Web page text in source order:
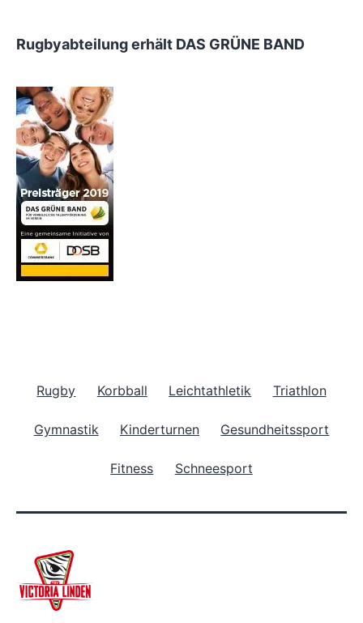
Rugbyabteilung erhält DAS GRÜNE BAND
Rugby Korbball Leichtathletik Triathlon
Gymnastik Kinderturnen Gesundheitssport
Fitness Schneesport